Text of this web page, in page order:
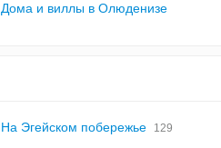
Дома и виллы в Олюденизе
На Эгейском побережье 129